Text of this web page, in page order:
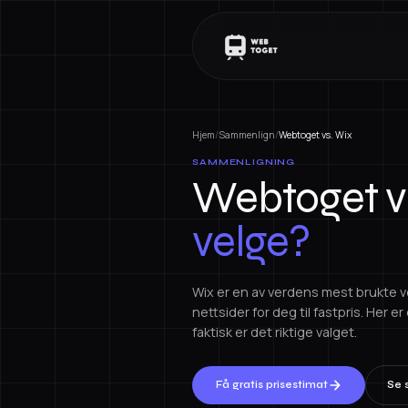
Hjem/Sammenlign/Webtoget vs. Wix
SAMMENLIGNING
Webtoget
velge?
Wix er en av verdens mest brukte
nettsider for deg til fastpris. Her
faktisk er det riktige valget.
Få gratis prisestimat Se